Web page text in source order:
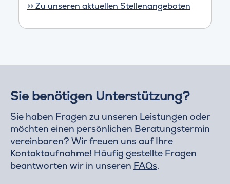
>> Zu unseren aktuellen Stellenangeboten
Sie benötigen Unterstützung?
Sie haben Fragen zu unseren Leistungen oder
möchten einen persönlichen Beratungstermin
vereinbaren? Wir freuen uns auf Ihre
Kontaktaufnahme! Häufig gestellte Fragen
beantworten wir in unseren FAQs.